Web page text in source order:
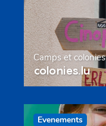
Camps et colonies
colonies.lu
Evenements